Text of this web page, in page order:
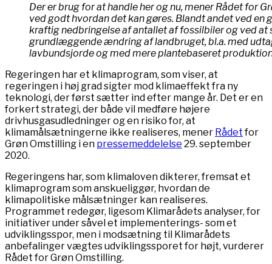
Der er brug for at handle her og nu, mener Rådet for
ved godt hvordan det kan gøres. Blandt andet ved en
kraftig nedbringelse af antallet af fossilbiler og ved at
grundlæggende ændring af landbruget, bl.a. med
lavbundsjorde og med mere plantebaseret
Regeringen har et klimaprogram, som viser, at
regeringen i høj grad sigter mod klimaeffekt fra ny
teknologi, der først sætter ind efter mange år. Det er en
forkert strategi, der både vil medføre højere
drivhusgasudledninger og en risiko for, at
klimamålsætningerne ikke realiseres, mener Rådetfor
Grøn Omstilling i en pressemeddelelse 29. september
2020.
Regeringens har, som klimaloven dikterer, fremsat et
klimaprogram som anskueliggør, hvordan de
klimapolitiske målsætninger kan realiseres.
Programmet redegør, ligesom Klimarådets analyser, for
initiativer under såvel et implementerings- som et
udviklingsspor, men i modsætning til Klimarådets
anbefalinger vægtes udviklingssporet for højt, vurderer
Rådet for Grøn Omstilling.